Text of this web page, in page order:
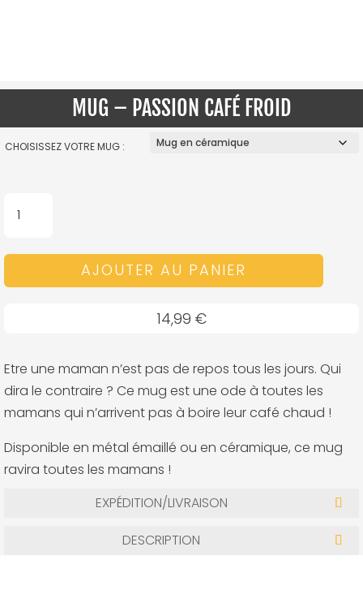
MUG – PASSION CAFÉ FROID
CHOISISSEZ VOTRE MUG :
PASSION
AJOUTER AU PANIER
14,99 €
Etre une maman n’est pas de repos tous les jours. Qui
dira le contraire ? Ce mug est une ode à toutes les
mamans qui n’arrivent pas à boire leur café chaud !
Disponible en métal émaillé ou en céramique, ce mug
ravira toutes les mamans !
EXPÉDITION/LIVRAISON
DESCRIPTION